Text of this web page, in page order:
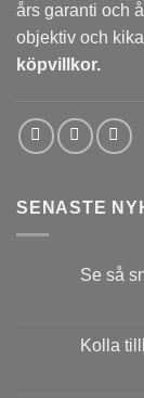
års garanti och
objektiv och
köpvillkor.
SENASTE
Se så
Kolla